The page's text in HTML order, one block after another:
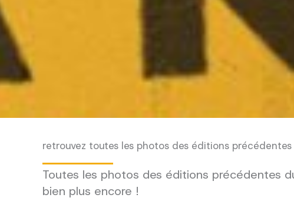
retrouvez toutes les photos des éditions précédentes
Toutes les photos des éditions précédentes
bien plus encore !